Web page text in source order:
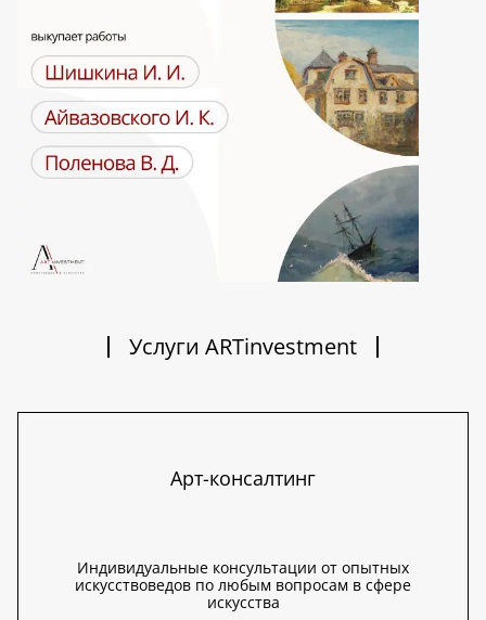
Услуги ARTinvestment
Арт-консалтинг
Индивидуальные консультации от опытных
искусствоведов по любым вопросам в сфере
искусства